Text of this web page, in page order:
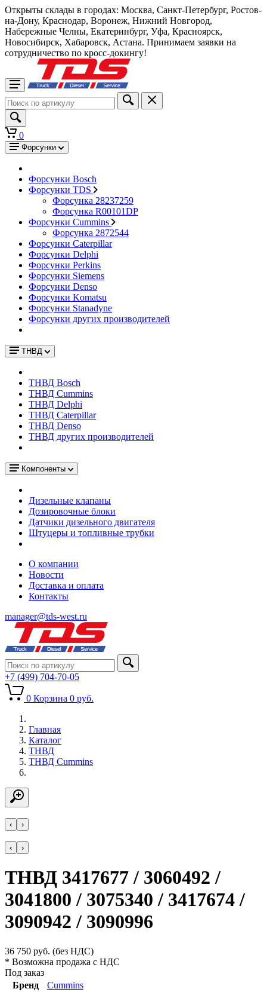
Открыты склады в городах: Москва, Санкт-Петербург, Ростов-
на-Дону, Краснодар, Воронеж, Нижний Новгород,
Набережные Челны, Екатеринбург, Уфа, Красноярск,
Новосибирск, Хабаровск, Астана. Принимаем заявки на
сотрудничество по кросс-докингу!
0
Форсунки
Форсунки Bosch
Форсунки TDS
Форсунка 28237259
Форсунка R00101DP
Форсунки Cummins
Форсунка 2872544
Форсунки Caterpillar
Форсунки Delphi
Форсунки Perkins
Форсунки Siemens
Форсунки Denso
Форсунки Komatsu
Форсунки Stanadyne
Форсунки других производителей
ТНВД
ТНВД Bosch
ТНВД Cummins
ТНВД Delphi
ТНВД Caterpillar
ТНВД Denso
ТНВД других производителей
Компоненты
Дизельные клапаны
Дозировочные блоки
Датчики дизельного двигателя
Штуцеры и топливные трубки
О компании
Новости
Доставка и оплата
Контакты
manager@tds-west.ru
+7 (499) 704-70-05
0 Корзина 0 руб.
Главная
Каталог
ТНВД
ТНВД Cummins
‹ ›
‹ ›
ТНВД 3417677 / 3060492 /
3041800 / 3075340 / 3417674 /
3090942 / 3090996
36 750 руб. (без НДС)
* Возможна продажа с НДС
Под заказ
Бренд
Cummins